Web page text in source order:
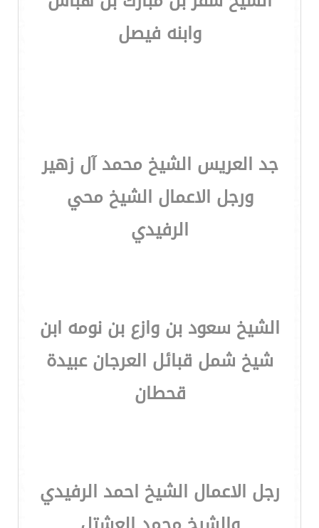
وابنه فيصل
جد العريس الشيخ محمد آل زهير
ورجل الاعمال الشيخ محي
الرفيدي
الشيخ سعود بن وازع بن نومه ابن
شيخ شمل قبائل العرجان عبيدة
قحطان
رجل الاعمال الشيخ احمد الرفيدي